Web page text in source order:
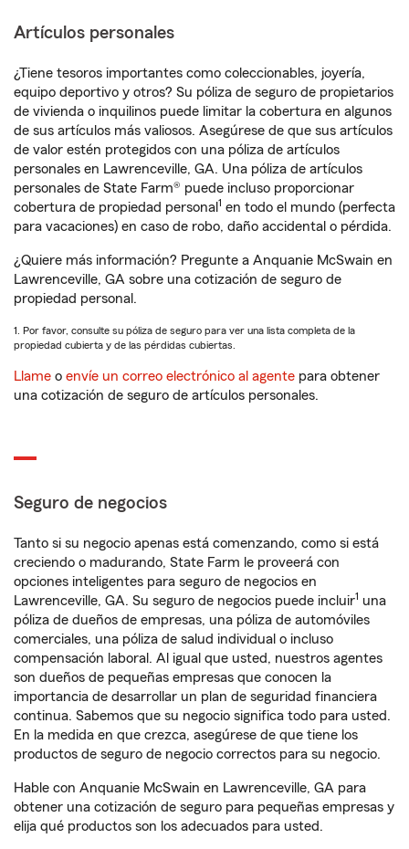
Artículos personales
¿Tiene tesoros importantes como coleccionables, joyería,
equipo deportivo y otros? Su póliza de seguro de propietarios
de vivienda o inquilinos puede limitar la cobertura en algunos
de sus artículos más valiosos. Asegúrese de que sus artículos
de valor estén protegidos con una póliza de artículos
personales en Lawrenceville, GA. Una póliza de artículos
personales de State Farm® puede incluso proporcionar
cobertura de propiedad personal 1 en todo el mundo (perfecta
para vacaciones) en caso de robo, daño accidental o pérdida.
¿Quiere más información? Pregunte a Anquanie McSwain en
Lawrenceville, GA sobre una cotización de seguro de
propiedad personal.
1. Por favor, consulte su póliza de seguro para ver una lista completa de la
propiedad cubierta y de las pérdidas cubiertas.
Llame o envíe un correo electrónico al agente para obtener
una cotización de seguro de artículos personales.
Seguro de negocios
Tanto si su negocio apenas está comenzando, como si está
creciendo o madurando, State Farm le proveerá con
opciones inteligentes para seguro de negocios en
Lawrenceville, GA. Su seguro de negocios puede incluir1 una
póliza de dueños de empresas, una póliza de automóviles
comerciales, una póliza de salud individual o incluso
compensación laboral. Al igual que usted, nuestros agentes
son dueños de pequeñas empresas que conocen la
importancia de desarrollar un plan de seguridad financiera
continua. Sabemos que su negocio significa todo para usted.
En la medida en que crezca, asegúrese de que tiene los
productos de seguro de negocio correctos para su negocio.
Hable con Anquanie McSwain en Lawrenceville, GA para
obtener una cotización de seguro para pequeñas empresas y
elija qué productos son los adecuados para usted.